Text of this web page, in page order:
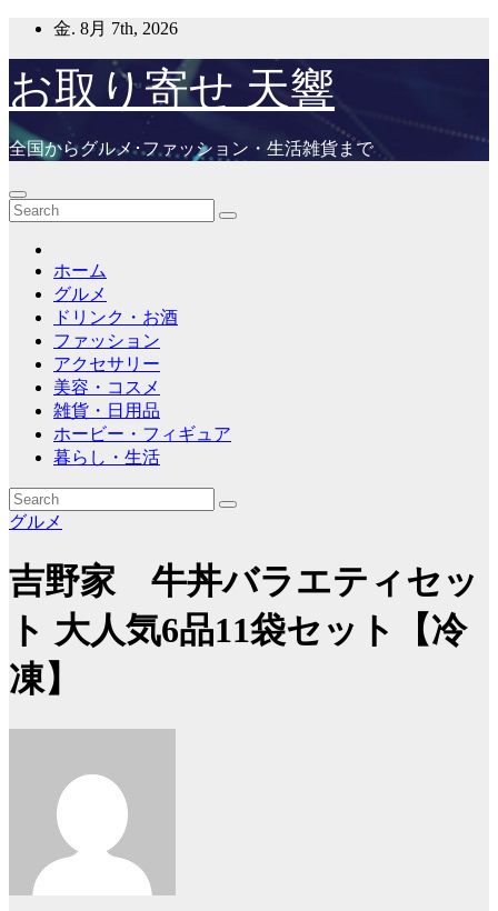
Skip
content
金. 8月 7th, 2026
お取り寄せ 天響
全国からグルメ･ファッション・生活雑貨まで
ホーム
グルメ
ドリンク・お酒
ファッション
アクセサリー
美容・コスメ
雑貨・日用品
ホービー・フィギュア
暮らし・生活
グルメ
吉野家 牛丼バラエティセッ
ト 大人気6品11袋セット【冷
凍】